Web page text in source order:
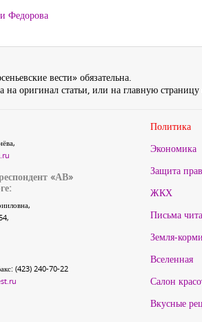
Федорова
вести» обязательна.
оригинал статьи, или на главную страницу
«АВ»
(423) 240-70-22
Политика
Экономика
Защита прав
ЖКХ
Письма
Земля-
Вселенная
Салон
Вкусные